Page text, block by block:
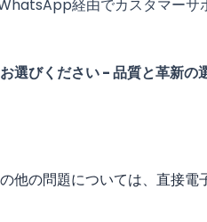
経由でカスタマーサ
選びください - 品質と革新の
他の問題については、直接電